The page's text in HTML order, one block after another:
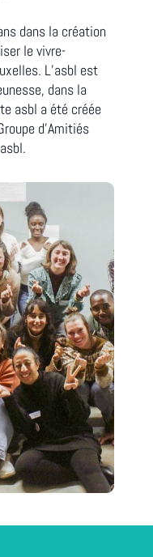
dans la création
le vivre-
L’asbl est
dans la
asbl a été créée
d’Amitiés